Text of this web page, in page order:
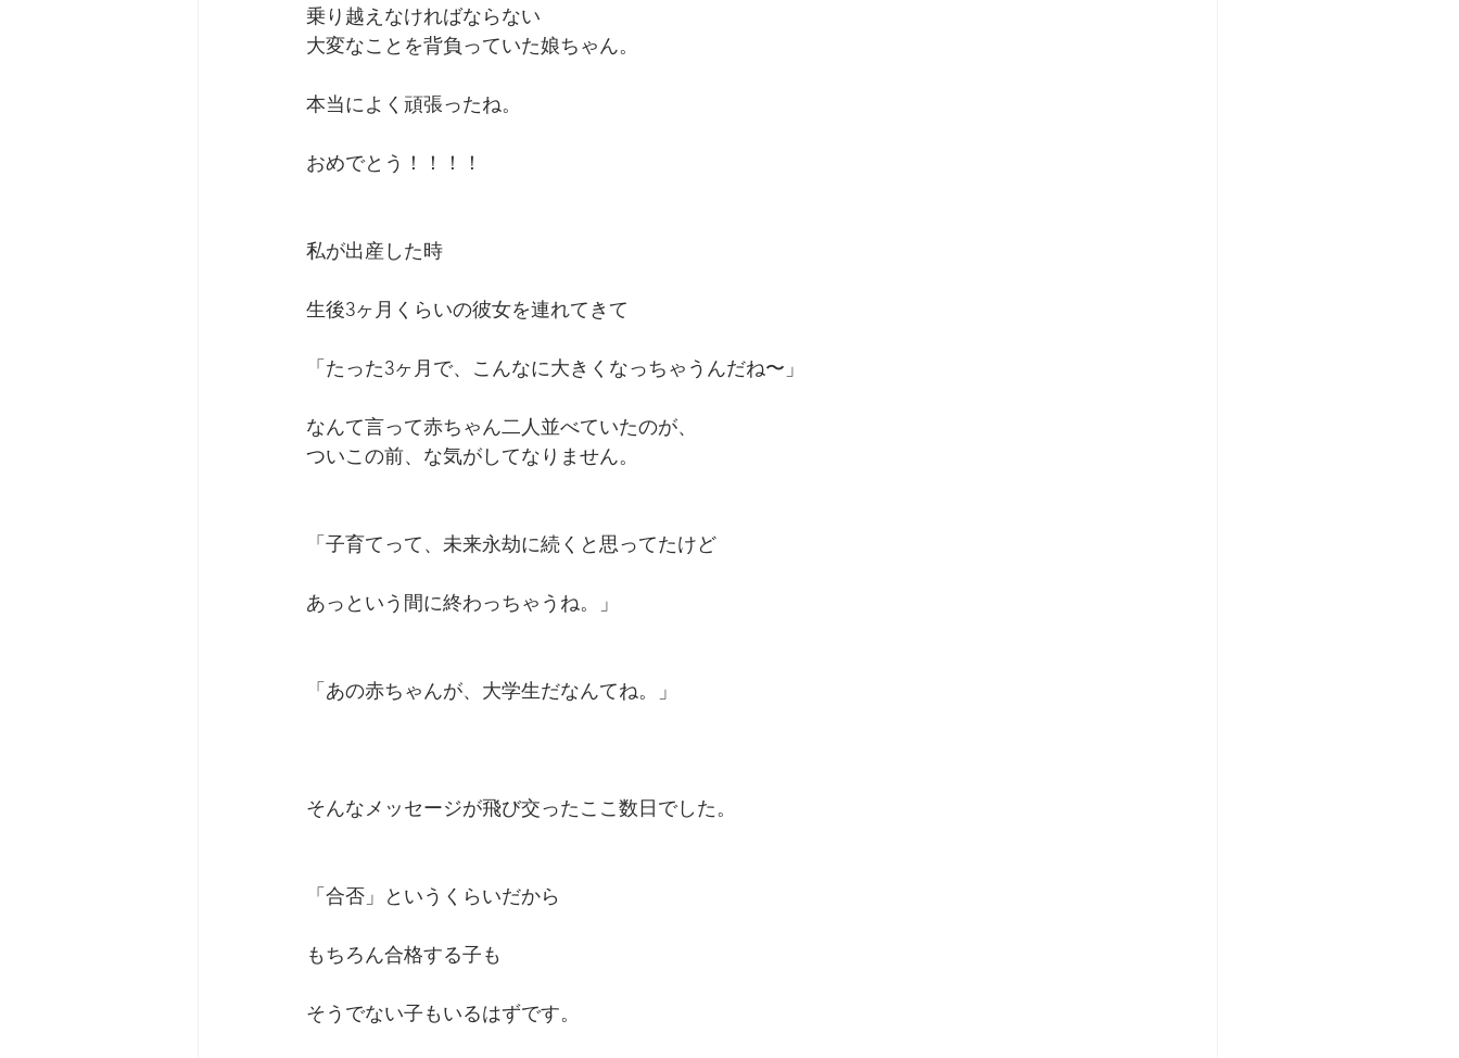
乗り越えなければならない
大変なことを背負っていた娘ちゃん。
本当によく頑張ったね。
おめでとう！！！！
私が出産した時
生後3ヶ月くらいの彼女を連れてきて
「たった3ヶ月で、こんなに大きくなっちゃうんだね〜」
なんて言って赤ちゃん二人並べていたのが、
ついこの前、な気がしてなりません。
「子育てって、未来永劫に続くと思ってたけど
あっという間に終わっちゃうね。」
「あの赤ちゃんが、大学生だなんてね。」
そんなメッセージが飛び交ったここ数日でした。
「合否」というくらいだから
もちろん合格する子も
そうでない子もいるはずです。